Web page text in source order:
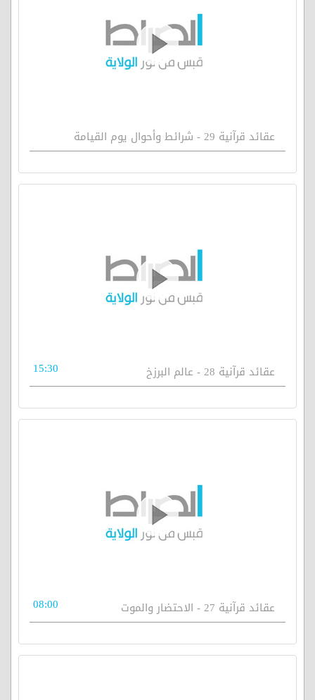
عقائد قرآنية 29 - شرائط وأحوال يوم القيامة
عقائد قرآنية 28 - عالم البرزخ 15:30
عقائد قرآنية 27 - الاحتضار والموت 08:00